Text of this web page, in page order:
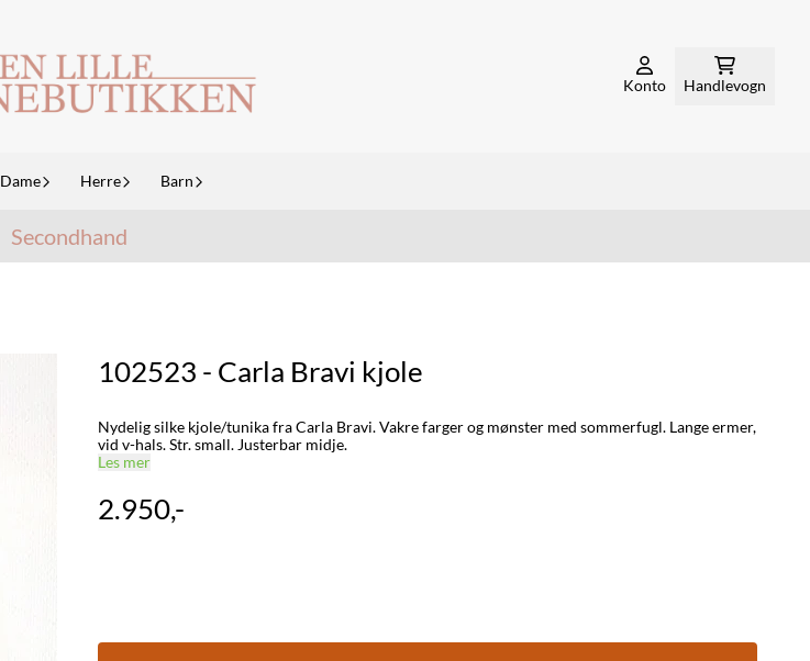
Konto Handlevogn
Dame Herre Barn
Secondhand
102523 - Carla Bravi kjole
Nydelig silke kjole/tunika fra Carla Bravi. Vakre farger og mønster med sommerfugl. Lange ermer,
vid v-hals. Str. small. Justerbar midje.
Les mer
2.950,-